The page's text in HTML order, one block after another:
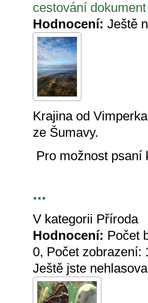
cestování
Hodnocení: Ještě
Krajina od
ze Šumavy.
Pro možnost
...
V kategorii Příroda
Hodnocení: Počet
0, Počet zobrazení:
Ještě jste